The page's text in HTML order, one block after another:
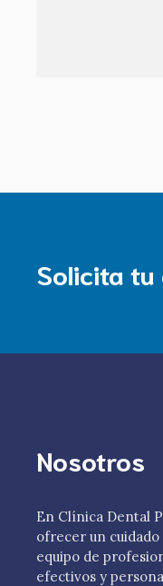
Solicita tu
Nosotros
En Clínica Dental
ofrecer un
equipo de
efectivos y